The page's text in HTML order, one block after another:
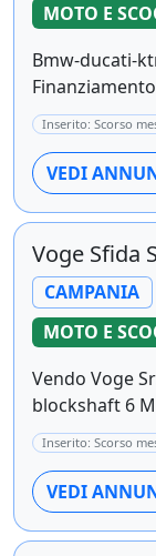
MOTO E
Bmw-ducati-
Inserito: Scorso
VEDI
Voge Sfida
CAMPANIA
MOTO E
Vendo Voge
blockshaft 6
Inserito: Scorso
VEDI